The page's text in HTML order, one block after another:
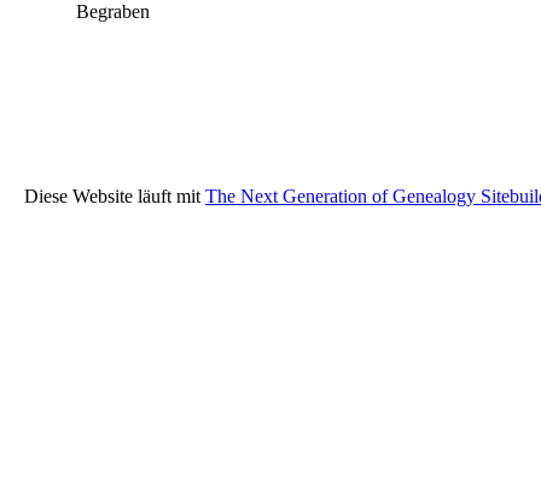
Begraben
Diese Website läuft mit The Next Generation of Genealogy